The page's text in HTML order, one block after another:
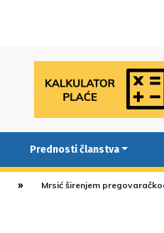
Prednosti članstva
Mrsić širenjem